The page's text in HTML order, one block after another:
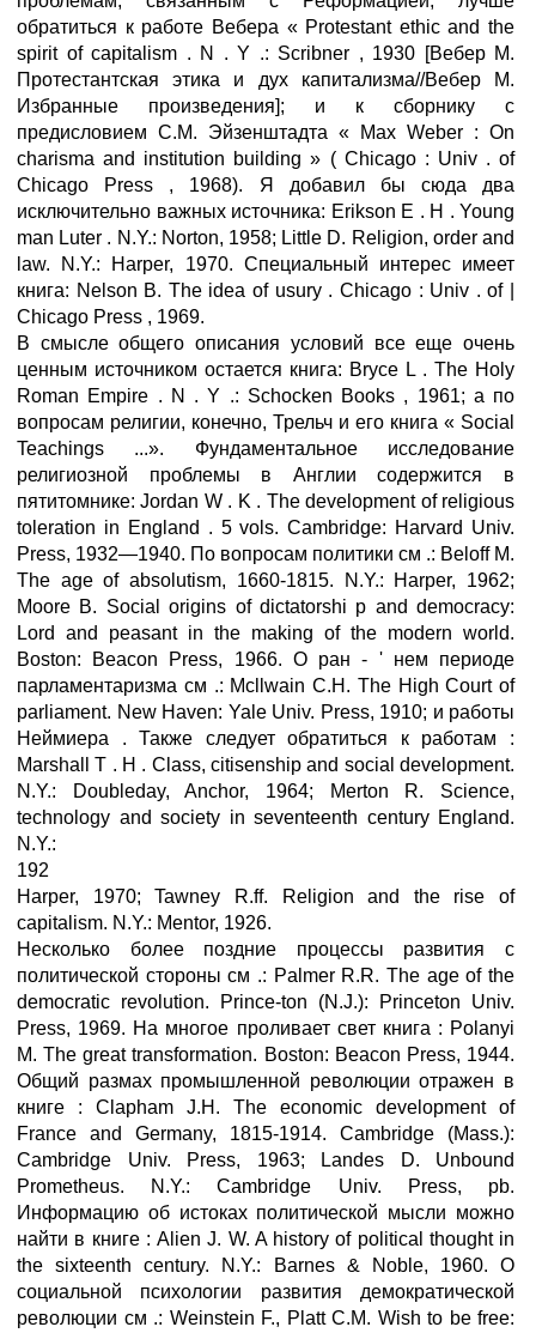
обратиться к работе Вебера « Protestant ethic and the
spirit of capitalism . N . Y .: Scribner , 1930 [Вебер М.
Протестантская этика и дух капитализма//Вебер М.
Избранные произведения]; и к сборнику с
предисловием С.М. Эйзенштадта « Max Weber : On
charisma and institution building » ( Chicago : Univ . of
Chicago Press , 1968). Я добавил бы сюда два
исключительно важных источника: Erikson E . H . Young
man Luter . N.Y.: Norton, 1958; Little D. Religion, order and
law. N.Y.: Harper, 1970. Специальный интерес имеет
книга: Nelson В. The idea of usury . Chicago : Univ . of |
Chicago Press , 1969.
В смысле общего описания условий все еще очень
ценным источником остается книга: Bryce L . The Holy
Roman Empire . N . Y .: Schocken Books , 1961; а по
вопросам религии, конечно, Трельч и его книга « Social
Teachings ...». Фундаментальное исследование
религиозной проблемы в Англии содержится в
пятитомнике: Jordan W . K . The development of religious
toleration in England . 5 vols. Cambridge: Harvard Univ.
Press, 1932—1940. По вопросам политики см .: Beloff M.
The age of absolutism, 1660-1815. N.Y.: Harper, 1962;
Moore B. Social origins of dictatorshi p and democracy:
Lord and peasant in the making of the modern world.
Boston: Beacon Press, 1966. О ран - ' нем периоде
парламентаризма см .: Mcllwain C.H. The High Court of
parliament. New Haven: Yale Univ. Press, 1910; и работы
Неймиера . Также следует обратиться к работам :
Marshall Т . Н . Class, citisenship and social development.
N.Y.: Doubleday, Anchor, 1964; Merton R. Science,
technology and society in seventeenth century England.
N.Y.:
192
Harper, 1970; Tawney R.ff. Religion and the rise of
capitalism. N.Y.: Mentor, 1926.
Несколько более поздние процессы развития с
политической стороны см .: Palmer R.R. The age of the
democratic revolution. Prince-ton (N.J.): Princeton Univ.
Press, 1969. На многое проливает свет книга : Polanyi
M. The great transformation. Boston: Beacon Press, 1944.
Общий размах промышленной революции отражен в
книге : Clapham J.H. The economic development of
France and Germany, 1815-1914. Cambridge (Mass.):
Cambridge Univ. Press, 1963; Landes D. Unbound
Prometheus. N.Y.: Cambridge Univ. Press, pb.
Информацию об истоках политической мысли можно
найти в книге : Alien J. W. A history of political thought in
the sixteenth century. N.Y.: Barnes & Noble, 1960. О
социальной психологии развития демократической
революции см .: Weinstein F., Platt C.M. Wish to be free: